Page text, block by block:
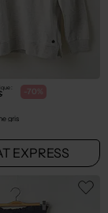
: -70%
gris
EXPRESS